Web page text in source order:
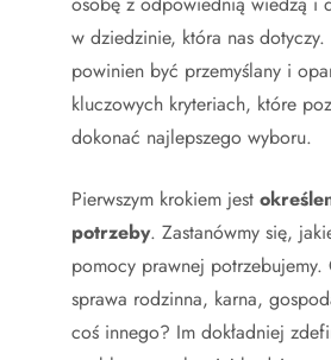
w dziedzinie, która nas
powinien być przemyślany i
kluczowych kryteriach, które
dokonać najlepszego wyboru.
Pierwszym krokiem jest
potrzeby. Zastanówmy się,
pomocy prawnej potrzebujemy.
sprawa rodzinna, karna,
coś innego? Im dokładniej